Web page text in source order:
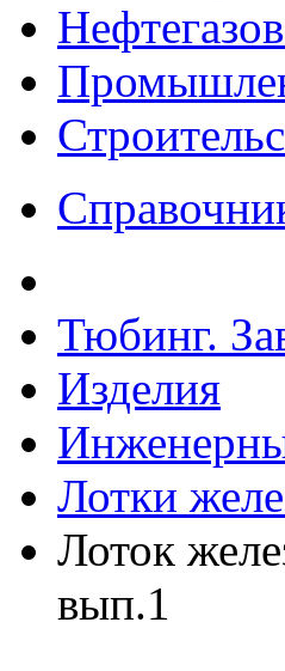
Тюбинг.
Изделия
Лотки
Лоток
вып.1